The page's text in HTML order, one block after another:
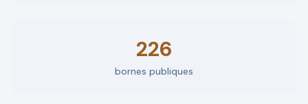
226
bornes publiques